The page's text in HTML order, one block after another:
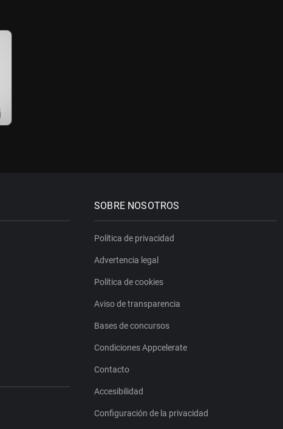
SOBRE NOSOTROS
Política de privacidad
Advertencia legal
Política de cookies
Aviso de transparencia
Bases de concursos
Condiciones Appcelerate
Contacto
Accesibilidad
Configuración de la privacidad